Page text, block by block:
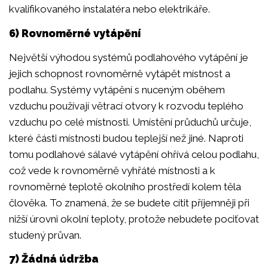
kvalifikovaného instalatéra nebo elektrikáře.
6) Rovnoměrné vytápění
Největší výhodou systémů podlahového vytápění je
jejich schopnost rovnoměrně vytápět místnost a
podlahu. Systémy vytápění s nuceným oběhem
vzduchu používají větrací otvory k rozvodu teplého
vzduchu po celé místnosti. Umístění průduchů určuje,
které části místnosti budou teplejší než jiné. Naproti
tomu podlahové sálavé vytápění ohřívá celou podlahu,
což vede k rovnoměrně vyhřáté místnosti a k
rovnoměrné teplotě okolního prostředí kolem těla
člověka. To znamená, že se budete cítit příjemněji při
nižší úrovni okolní teploty, protože nebudete pociťovat
studený průvan.
7) Žádná údržba